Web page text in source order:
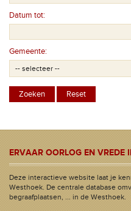
Datum tot:
Gemeente:
ERVAAR OORLOG EN VREDE
Deze interactieve website laat je
Westhoek. De centrale database
begraafplaatsen, ... in de Westhoek.